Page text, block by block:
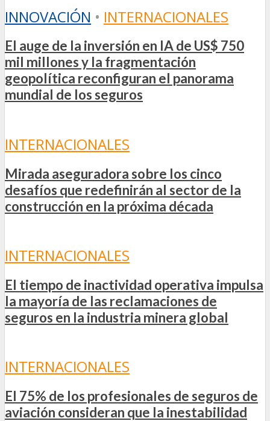
INNOVACIÓN • INTERNACIONALES
El auge de la inversión en IA de US$ 750
mil millones y la fragmentación
geopolítica reconfiguran el panorama
mundial de los seguros
INTERNACIONALES
Mirada aseguradora sobre los cinco
desafíos que redefinirán al sector de la
construcción en la próxima década
INTERNACIONALES
El tiempo de inactividad operativa impulsa
la mayoría de las reclamaciones de
seguros en la industria minera global
INTERNACIONALES
El 75% de los profesionales de seguros de
aviación consideran que la inestabilidad